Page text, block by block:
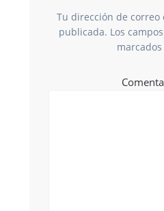
Tu dirección de correo
publicada. Los
marcados